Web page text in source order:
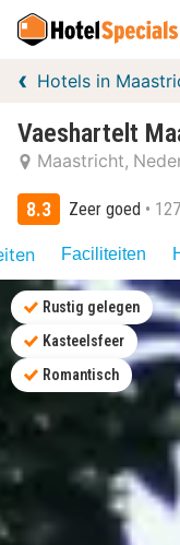
Hotels in
Vaeshartelt
Maastricht
8.3 Zeer goed
Faciliteiten
Rustig gelegen
Kasteelsfeer
Romantisch